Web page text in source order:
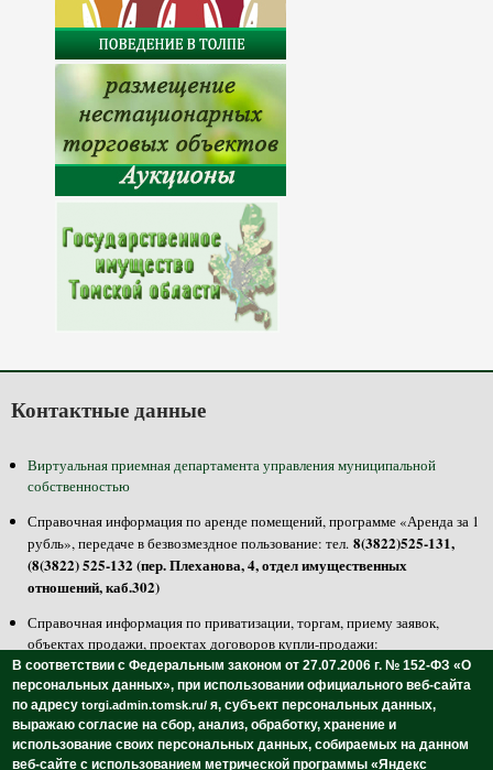
Контактные данные
Виртуальная приемная департамента управления муниципальной
собственностью
Справочная информация по аренде помещений, программе «Аренда за 1
рубль», передаче в безвозмездное пользование: тел. 8(3822)525-131,
(8(3822) 525-132 (пер. Плеханова, 4, отдел имущественных
отношений, каб.302)
Справочная информация по приватизации, торгам, приему заявок,
объектах продажи, проектах договоров купли-продажи:
тел.8(3822)525-100, 525-125 (пер. Плеханова, 4, отдел приватизации,
каб.301, 304)
Осмотреть и ознакомиться с объектами продажи: тел.8(3822)511-358
-недвижимость, 8(3822)511-297 - транспорт (пр. Ленина, 108, МБУ
«Томский городской центр инвентаризации и учета»)
В соответствии с Федеральным законом от 27.07.2006 г. № 152-ФЗ «О
персональных данных», при использовании официального веб-сайта
по адресуtorgi.admin.tomsk.ru/ я, субъект персональных данных,
выражаю согласие на сбор, анализ, обработку, хранение и
использование своих персональных данных, собираемых на данном
веб-сайте с использованием метрической программы «Яндекс